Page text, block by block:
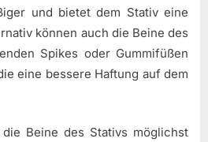
und bietet dem Stativ eine
können auch die Beine des
Spikes oder Gummifüßen
eine bessere Haftung auf dem
Beine des Stativs möglichst